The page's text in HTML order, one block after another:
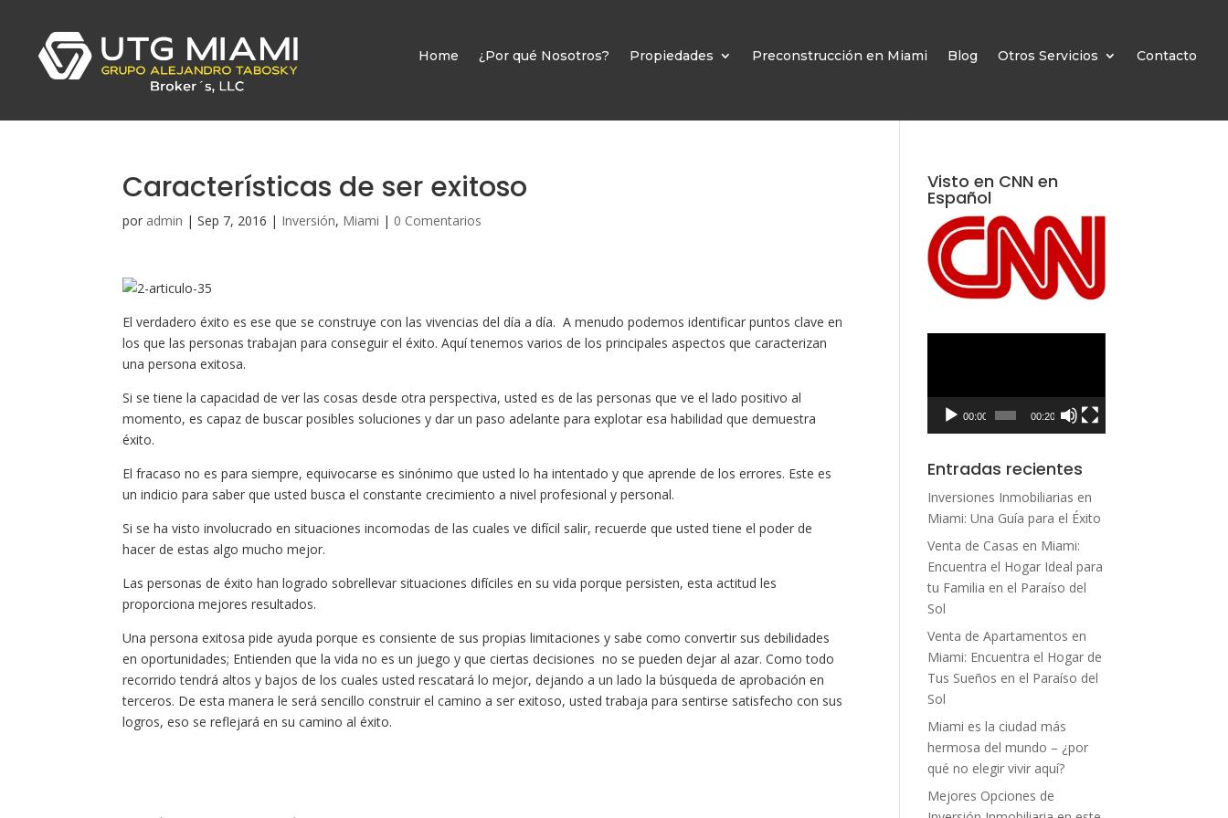
Home ¿Por qué Nosotros? Propiedades Preconstrucción en Miami Blog Otros Servicios Contacto
Características de ser exitoso
por admin |Sep 7, 2016 | Inversión, Miami | 0 Comentarios
El verdadero éxito es ese que se construye con las vivencias del día a día. A menudo podemos identificar puntos clave en
los que las personas trabajan para conseguir el éxito. Aquí tenemos varios de los principales aspectos que caracterizan
una persona exitosa.
Si se tiene la capacidad de ver las cosas desde otra perspectiva, usted es de las personas que ve el lado positivo al
momento, es capaz de buscar posibles soluciones y dar un paso adelante para explotar esa habilidad que demuestra
éxito.
El fracaso no es para siempre, equivocarse es sinónimo que usted lo ha intentado y que aprende de los errores. Este es
un indicio para saber que usted busca el constante crecimiento a nivel profesional y personal.
Si se ha visto involucrado en situaciones incomodas de las cuales ve difícil salir, recuerde que usted tiene el poder de
hacer de estas algo mucho mejor.
Las personas de éxito han logrado sobrellevar situaciones difíciles en su vida porque persisten, esta actitud les
proporciona mejores resultados.
Una persona exitosa pide ayuda porque es consiente de sus propias limitaciones y sabe como convertir sus debilidades
en oportunidades; Entienden que la vida no es un juego y que ciertas decisiones no se pueden dejar al azar. Como todo
recorrido tendrá altos y bajos de los cuales usted rescatará lo mejor, dejando a un lado la búsqueda de aprobación en
terceros. De esta manera le será sencillo construir el camino a ser exitoso, usted trabaja para sentirse satisfecho con sus
logros, eso se reflejará en su camino al éxito.
Visto en CNN en
Español
00:00 00:20
Entradas recientes
Inversiones Inmobiliarias en
Miami: Una Guía para el Éxito
Venta de Casas en Miami:
Encuentra el Hogar Ideal para
tu Familia en el Paraíso del
Sol
Venta de Apartamentos en
Miami: Encuentra el Hogar de
Tus Sueños en el Paraíso del
Sol
Miami es la ciudad más
hermosa del mundo – ¿por
qué no elegir vivir aquí?
Mejores Opciones de